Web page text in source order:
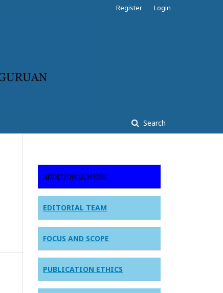
Search
Register Login
ADDITIONAL MENU
EDITORIAL TEAM
FOCUS AND SCOPE
PUBLICATION ETHICS